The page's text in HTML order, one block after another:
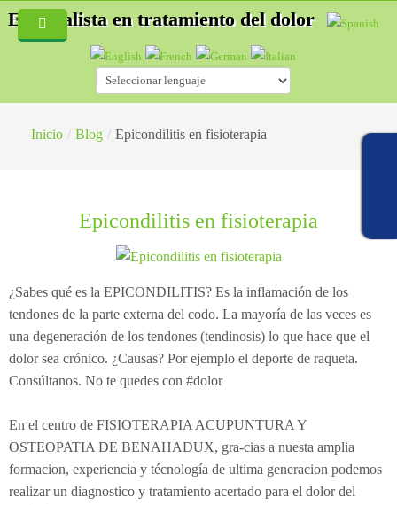
Servicios
Lesiones deportivas
Acupuntura
Fisioterapia
Contracturas
Migrañas
¿Cómo es una consulta de acupuntura?
Osteopatía
¿Qué es la esteopatía?
¿Cómo trata un osteópata?
¿Cuándo acudir a un osteópata?
Osteopatía pedriática
Patologías
Masaje Terapéutico
Drenaje Linfático manual
Flexión-distracción Lumbar
Readaptación deportiva
Especialista en tratamiento del dolor
Inicio / Blog / Epicondilitis en fisioterapia
Epicondilitis en fisioterapia
¿Sabes qué es la EPICONDILITIS? Es la inflamación de los
tendones de la parte externa del codo. La mayoría de las veces es
una degeneración de los tendones (tendinosis) lo que hace que el
dolor sea crónico. ¿Causas? Por ejemplo el deporte de raqueta.
Consúltanos. No te quedes con #dolor
En el centro de FISIOTERAPIA ACUPUNTURA Y
OSTEOPATIA DE BENAHADUX, gra-cias a nuesta amplia
formacion, experiencia y técnología de ultima generacion podemos
realizar un diagnostico y tratamiento acertado para el dolor del